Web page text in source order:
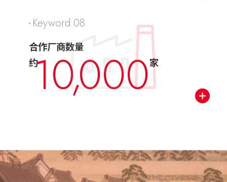
Keyword 08
合作厂商数量
约10,000家